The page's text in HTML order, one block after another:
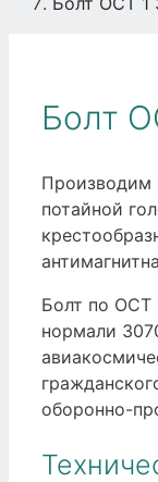
Болт
Производим
потайной
Болт по ОСТ
нормали
оборонно-